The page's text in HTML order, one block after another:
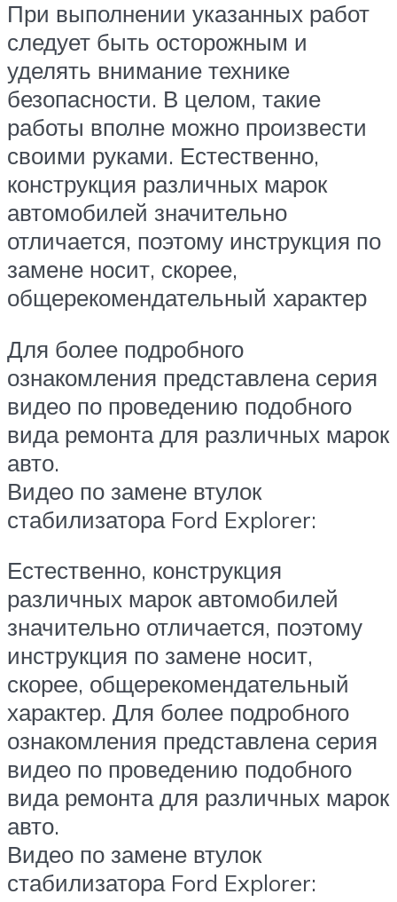
При выполнении указанных работ
следует быть осторожным и
уделять внимание технике
безопасности. В целом, такие
работы вполне можно произвести
своими руками. Естественно,
конструкция различных марок
автомобилей значительно
отличается, поэтому инструкция по
замене носит, скорее,
общерекомендательный характер
Для более подробного
ознакомления представлена серия
видео по проведению подобного
вида ремонта для различных марок
авто.
Видео по замене втулок
стабилизатора Ford Explorer:
Естественно, конструкция
различных марок автомобилей
значительно отличается, поэтому
инструкция по замене носит,
скорее, общерекомендательный
характер. Для более подробного
ознакомления представлена серия
видео по проведению подобного
вида ремонта для различных марок
авто.
Видео по замене втулок
стабилизатора Ford Explorer: